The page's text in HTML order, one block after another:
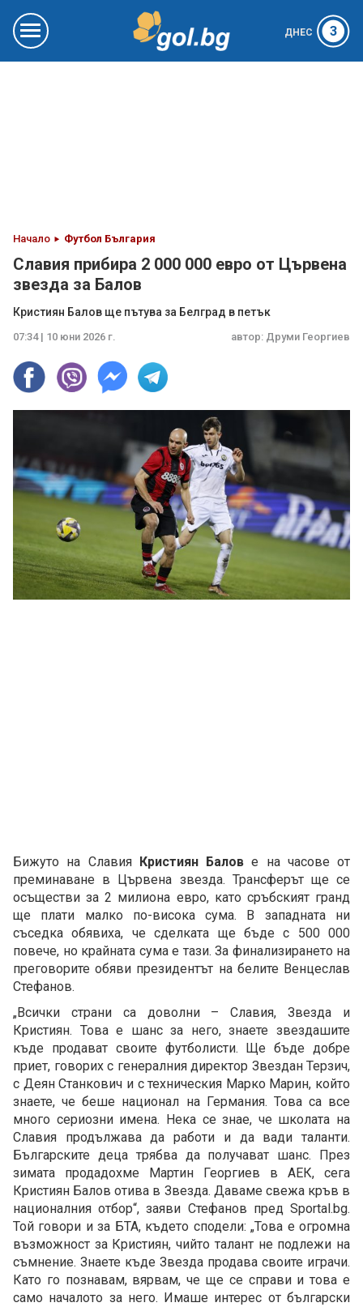
ДНЕС 3
Начало Футбол България
Славия прибира 2 000 000 евро от Цървена
звезда за Балов
Кристиян Балов ще пътува за Белград в петък
07:34 | 10 юни 2026 г. автор: Друми Георгиев
Бижуто на Славия Кристиян Балов е на часове от
преминаване в Цървена звезда. Трансферът ще се
осъществи за 2 милиона евро, като сръбският гранд
ще плати малко по-висока сума. В западната ни
съседка обявиха, че сделката ще бъде с 500 000
повече, но крайната сума е тази. За финализирането на
преговорите обяви президентът на белите Венцеслав
Стефанов.
„Всички страни са доволни – Славия, Звезда и
Кристиян. Това е шанс за него, знаете звездашите
къде продават своите футболисти. Ще бъде добре
приет, говорих с генералния директор Звездан Терзич,
с Деян Станкович и с техническия Марко Марин, който
знаете, че беше национал на Германия. Това са все
много сериозни имена. Нека се знае, че школата на
Славия продължава да работи и да вади таланти.
Българските деца трябва да получават шанс. През
зимата продадохме Мартин Георгиев в АЕК, сега
Кристиян Балов отива в Звезда. Даваме свежа кръв в
националния отбор“, заяви Стефанов пред Sportal.bg.
Той говори и за БТА, където сподели: „Това е огромна
възможност за Кристиян, чийто талант не подлежи на
съмнение. Знаете къде Звезда продава своите играчи.
Като го познавам, вярвам, че ще се справи и това е
само началото за него. Имаше интерес от български